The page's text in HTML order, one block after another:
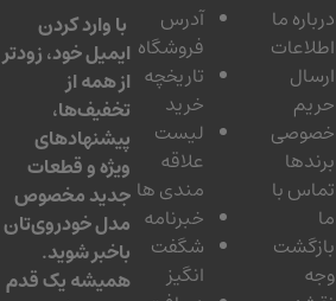
ما
با
آدرس
فروشگاه
تاریخچه
لیست
مندی ها
خبرنامه
شگفت
با وارد کردن
ایمیل خود، زودتر
از همه از
تخفیف‌ها،
پیشنهادهای
ویژه و قطعات
جدید مخصوص
مدل خودروی‌تان
باخبر شوید.
همیشه یک قدم